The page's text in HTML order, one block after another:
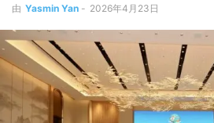
由 Yasmin Yan - 2026年4月23日